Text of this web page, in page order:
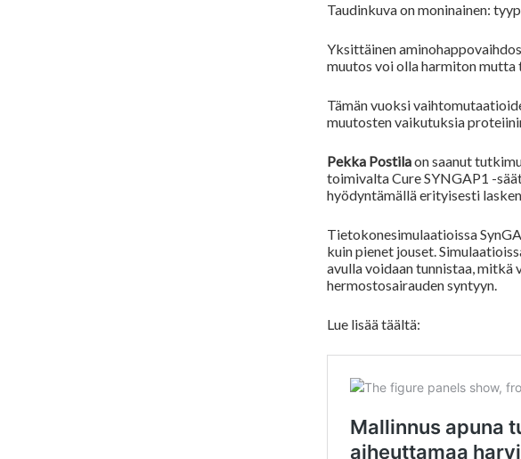
Taudinkuva on moninainen:
Yksittäinen
muutos voi olla harmiton mutta
Tämän vuoksi
muutosten vaikutuksia
Pekka Postilaon saanut
toimivalta Cure SYNGAP1 -
hyödyntämällä erityisesti
Tietokonesimulaatioissa
kuin pienet jouset.
avulla voidaan tunnistaa,
hermostosairauden syntyyn.
Lue lisää täältä: